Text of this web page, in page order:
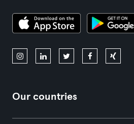
Our countries